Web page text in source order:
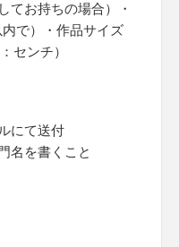
てお持ちの場合）・
で）・作品サイズ
センチ）
にて送付
名を書くこと